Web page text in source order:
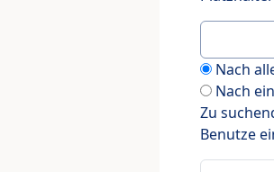
Nach
Nach
Zu
Benutze